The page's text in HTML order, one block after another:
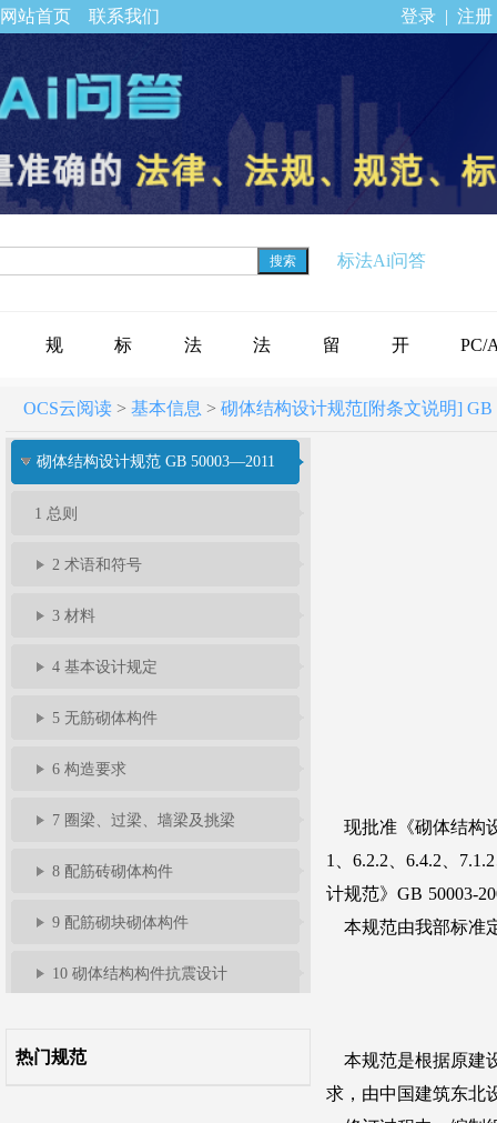
网站首页 联系我们 登录 | 注册
搜索 标法Ai问答
规
范
标
准
法
规
法
律
留
言
开
通
PC/
下载
OCS云阅读> 基本信息 > 砌体结构设计规范[附条文说明] GB
砌体结构设计规范 GB 50003—2011
1 总则
2 术语和符号
3 材料
4 基本设计规定
5 无筋砌体构件
6 构造要求
7 圈梁、过梁、墙梁及挑梁
8 配筋砖砌体构件
9 配筋砌块砌体构件
10 砌体结构构件抗震设计
热门规范